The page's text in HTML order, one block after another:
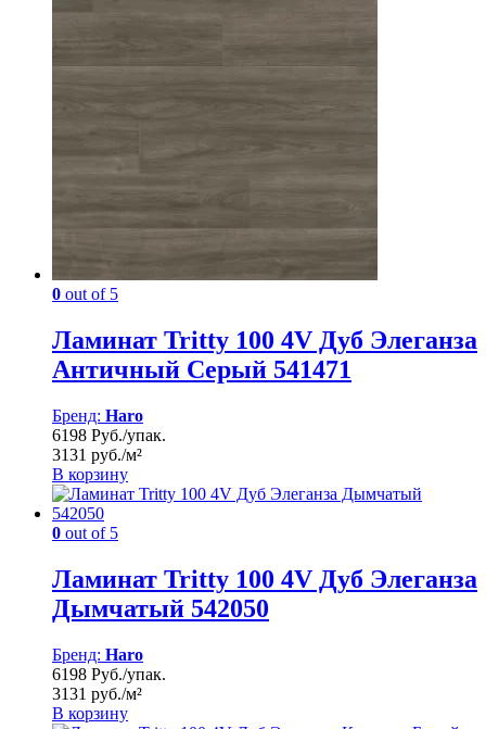
0 out of 5
Ламинат Tritty 100 4V Дуб Элеганза
Античный Серый 541471
Бренд: Haro
6198 Руб./упак.
3131 руб./м²
В корзину
0 out of 5
Ламинат Tritty 100 4V Дуб Элеганза
Дымчатый 542050
Бренд: Haro
6198 Руб./упак.
3131 руб./м²
В корзину